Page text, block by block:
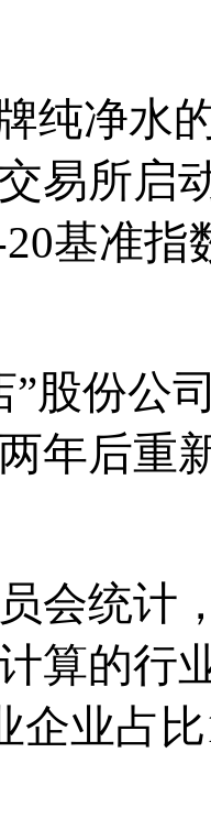
纯净水
易所启
基准指
”股份公
年后重
会统计
算的行
企业占